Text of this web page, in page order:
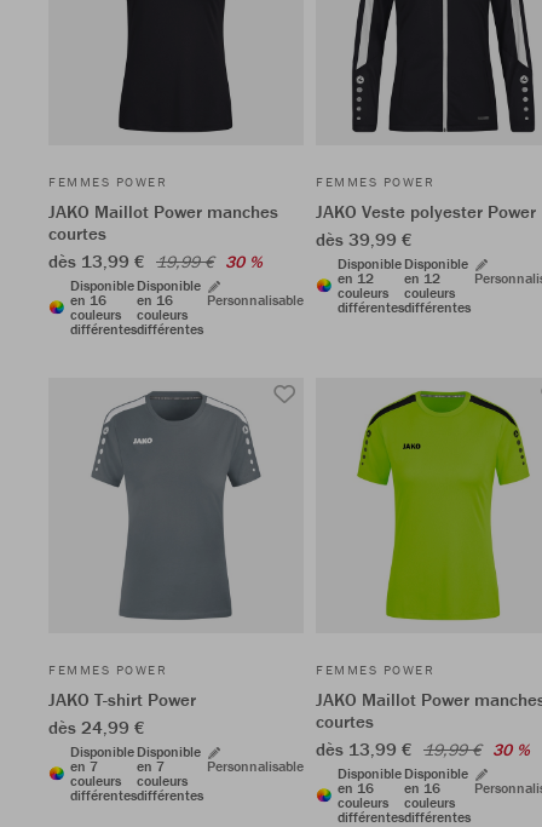
FEMMES POWER
JAKO Maillot Power manches
courtes
dès 13,99 € 19,99 € 30 %
Disponible
en 16
couleurs
différentes
Disponible
en 16
couleurs
différentes
Personnalisable
FEMMES POWER
JAKO Veste polyester Power
dès 39,99 €
Disponible
en 12
couleurs
différentes
Disponible
en 12
couleurs
différentes
FEMMES POWER
JAKO T-shirt Power
dès 24,99 €
Disponible
en 7
couleurs
différentes
Disponible
en 7
couleurs
différentes
Personnalisable
FEMMES POWER
JAKO Maillot Power
courtes
dès 13,99 € 19,99 € 30 %
Disponible
en 16
couleurs
différentes
Disponible
en 16
couleurs
différentes